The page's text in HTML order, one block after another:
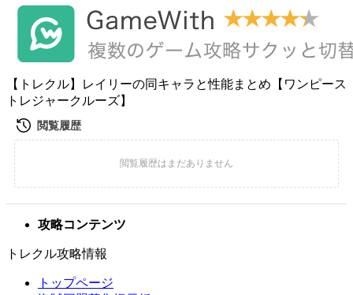
【トレクル】レイリーの同キャラと性能まとめ【ワンピース
トレジャークルーズ】
攻略コンテンツ
トレクル攻略情報
トップページ